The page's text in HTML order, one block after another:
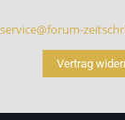
service@forum-
Vertrag